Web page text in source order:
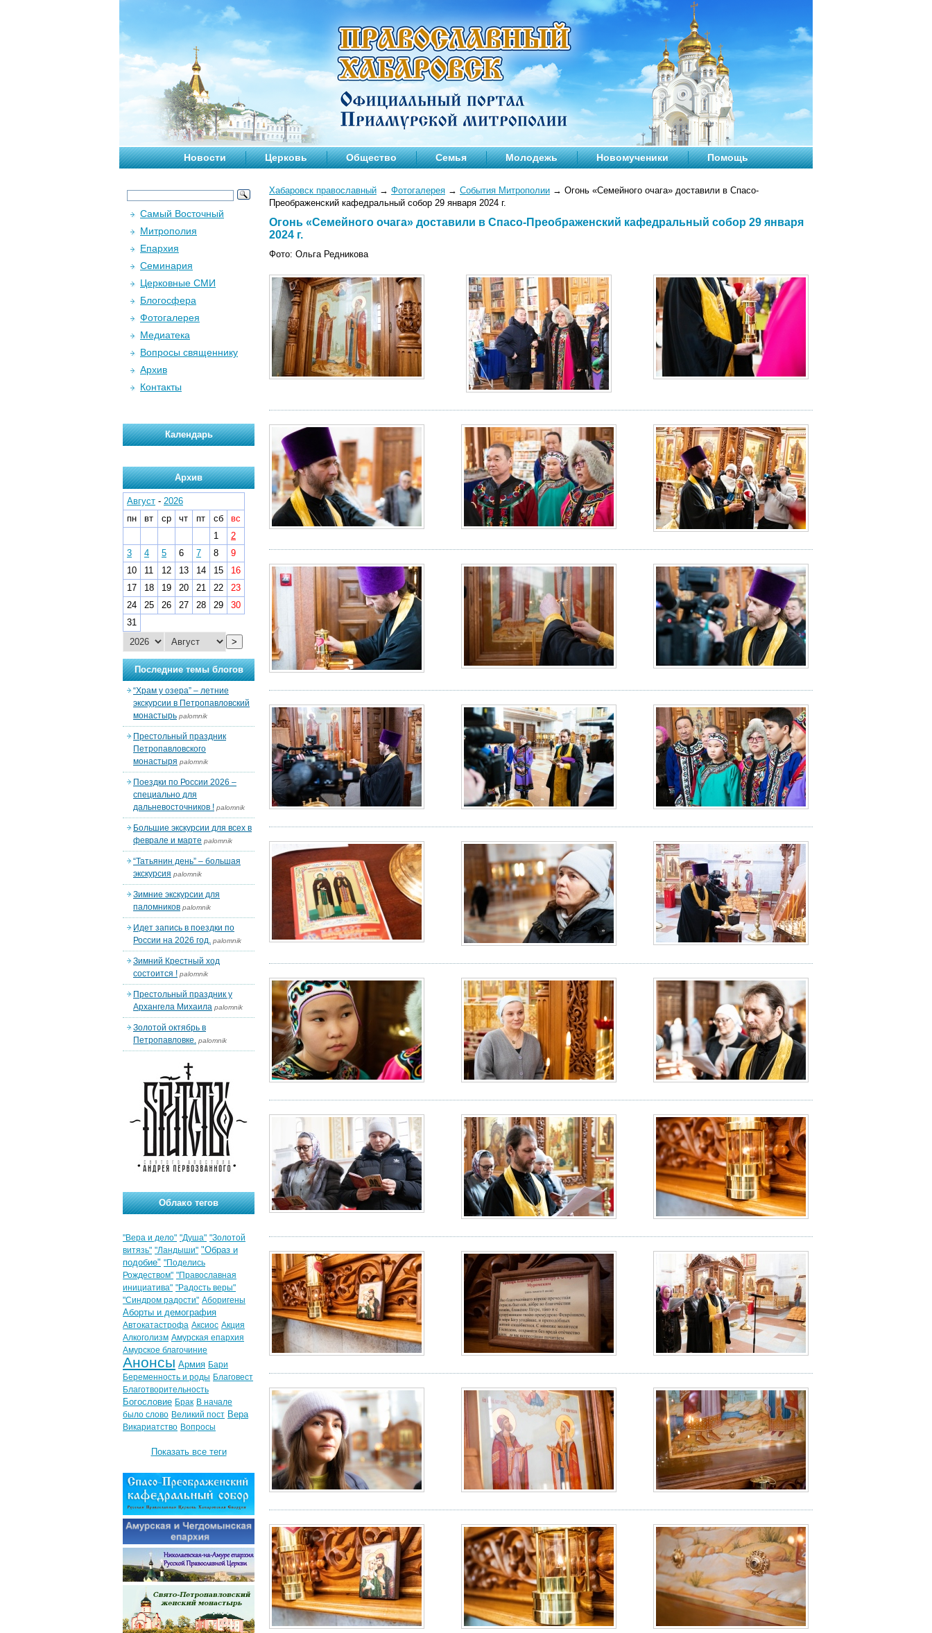
Новости Церковь Общество Семья Молодежь Новомученики Помощь
Хабаровск православный → Фотогалерея → События Митрополии → Огонь «Семейного очага» доставили в Спасо-
Преображенский кафедральный собор 29 января 2024 г.
Огонь «Семейного очага» доставили в Спасо-Преображенский кафедральный собор 29 января
2024 г.
Фото: Ольга Редникова
Самый Восточный
Митрополия
Епархия
Семинария
Церковные СМИ
Блогосфера
Фотогалерея
Медиатека
Вопросы священнику
Архив
Контакты
Календарь
Архив
Август - 2026
пн
вт ср чт пт сб
вс
1
2
3
4 5 6 7 8
9
10
11 12 13 14 15
16
17
18 19 20 21 22
23
24
25 26 27 28 29
30
31
>
Последние темы блогов
“Храм у озера” – летние
экскурсии в Петропавловский
монастырь palomnik
Престольный праздник
Петропавловского
монастыря palomnik
Поездки по России 2026 –
специально для
дальневосточников ! palomnik
Большие экскурсии для всех в
феврале и марте palomnik
“Татьянин день” – большая
экскурсия palomnik
Зимние экскурсии для
паломников palomnik
Идет запись в поездки по
России на 2026 год. palomnik
Зимний Крестный ход
состоится ! palomnik
Престольный праздник у
Архангела Михаила palomnik
Золотой октябрь в
Петропавловке. palomnik
Облако тегов
"Вера и дело" "Душа" "Золотой
витязь" "Ландыши" "Образ и
подобие" "Поделись
Рождеством" "Православная
инициатива" "Радость веры"
"Синдром радости" Аборигены
Аборты и демография
Автокатастрофа Аксиос Акция
Алкоголизм Амурская епархия
Амурское благочиние
Анонсы Армия Бари
Беременность и роды Благовест
Благотворительность
Богословие Брак В начале
было слово Великий пост Вера
Викариатство Вопросы
Показать все теги